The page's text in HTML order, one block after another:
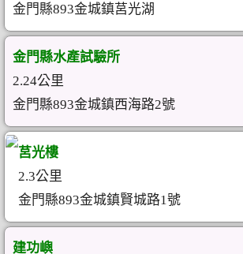
金門縣893金城鎮莒光湖
金門縣水產試驗所
2.24公里
金門縣893金城鎮西海路2號
莒光樓
2.3公里
金門縣893金城鎮賢城路1號
建功嶼